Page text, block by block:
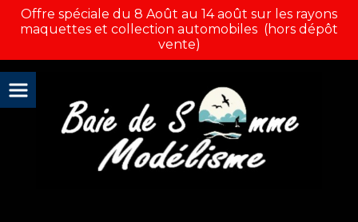
Offre spéciale du 8 Août au 14 août sur les rayons
maquettes et collection automobiles (hors dépôt
vente)
Panneau de gestion des cookies